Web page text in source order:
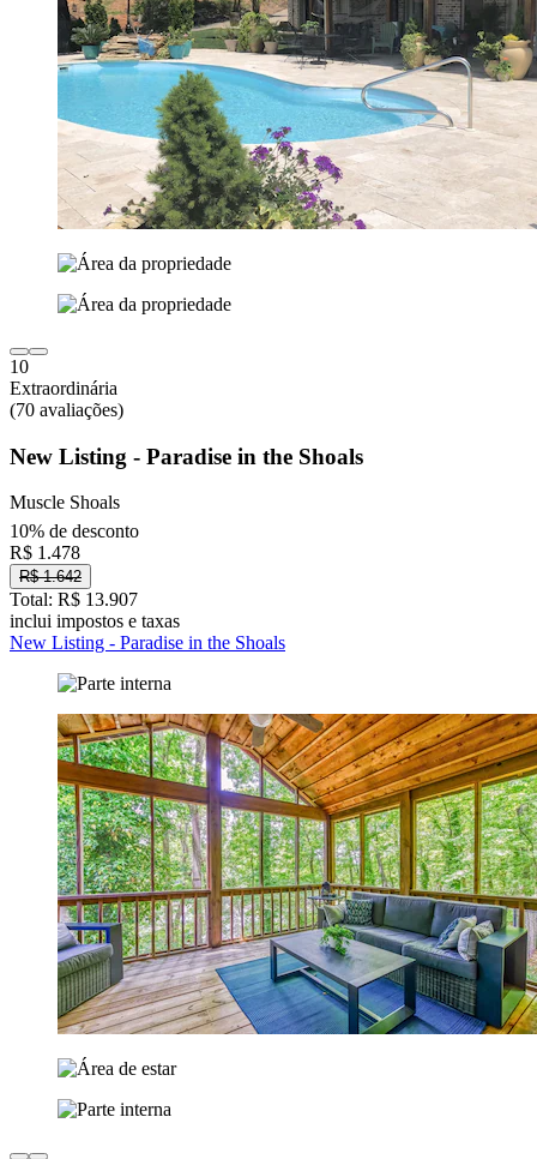
10
Extraordinária
(70 avaliações)
New Listing - Paradise in the Shoals
Muscle Shoals
10% de desconto
R$ 1.478
R$ 1.642
Total: R$ 13.907
inclui impostos e taxas
New Listing - Paradise in the Shoals